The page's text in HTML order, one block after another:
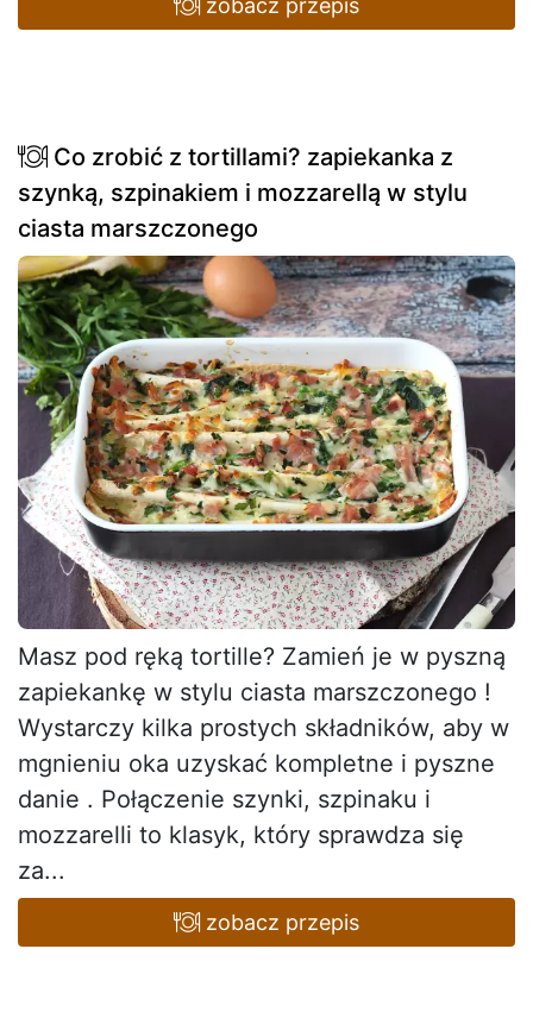
zobacz przepis
Co zrobić z tortillami? zapiekanka z
szynką, szpinakiem i mozzarellą w stylu
ciasta marszczonego
Masz pod ręką tortille? Zamień je w pyszną
zapiekankę w stylu ciasta marszczonego !
Wystarczy kilka prostych składników, aby w
mgnieniu oka uzyskać kompletne i pyszne
danie . Połączenie szynki, szpinaku i
mozzarelli to klasyk, który sprawdza się
za...
zobacz przepis